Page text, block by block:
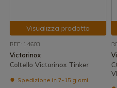
Visualizza prodotto
REF: 14603
Victorinox
Coltello Victorinox Tinker
Spedizione in 7-15 giorni